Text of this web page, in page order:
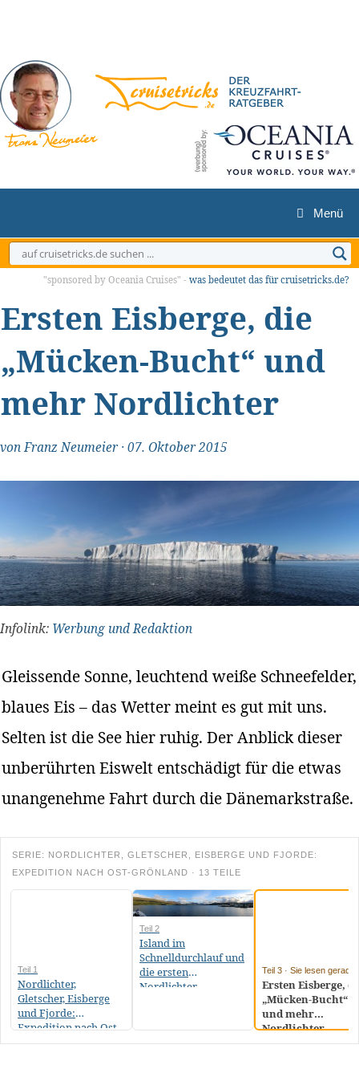
springen
Menü
"sponsored by Oceania Cruises" - was bedeutet das für cruisetricks.de?
Ersten Eisberge, die
„Mücken-Bucht“ und
mehr Nordlichter
vonFranz Neumeier·07. Oktober 2015
Infolink: Werbung und Redaktion
Gleissende Sonne, leuchtend weiße Schneefelder,
blaues Eis – das Wetter meint es gut mit uns.
Selten ist die See hier ruhig. Der Anblick dieser
unberührten Eiswelt entschädigt für die etwas
unangenehme Fahrt durch die Dänemarkstraße.
SERIE: NORDLICHTER, GLETSCHER, EISBERGE UND FJORDE:
EXPEDITION NACH OST-GRÖNLAND · 13 TEILE
Teil 1
Nordlichter,
Gletscher, Eisberge
und Fjorde:
Expedition nach Ost-
Grönland
Teil 2
Island im
Schnelldurchlauf und
die ersten
Nordlichter
Teil 3 · Sie lesen gerade
Ersten Eisberge,
„Mücken-Bucht“
und mehr
Nordlichter